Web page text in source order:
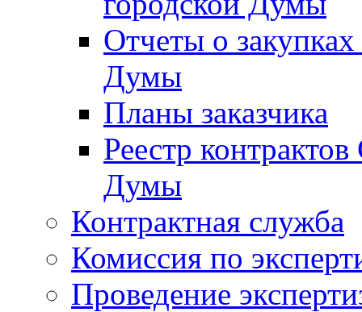
Отчеты о
Думы
Планы заказчика
Реестр
Думы
Контрактная служба
Комиссия по
Проведение